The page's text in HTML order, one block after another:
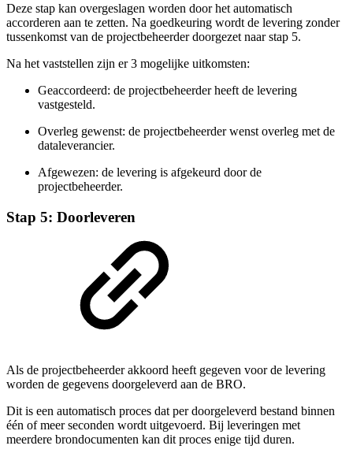
Deze stap kan overgeslagen worden door het automatisch
accorderen aan te zetten. Na goedkeuring wordt de levering zonder
tussenkomst van de projectbeheerder doorgezet naar stap 5.
Na het vaststellen zijn er 3 mogelijke uitkomsten:
Geaccordeerd: de projectbeheerder heeft de levering
vastgesteld.
Overleg gewenst: de projectbeheerder wenst overleg met de
dataleverancier.
Afgewezen: de levering is afgekeurd door de
projectbeheerder.
Stap 5: Doorleveren
Als de projectbeheerder akkoord heeft gegeven voor de levering
worden de gegevens doorgeleverd aan de BRO.
Dit is een automatisch proces dat per doorgeleverd bestand binnen
één of meer seconden wordt uitgevoerd. Bij leveringen met
meerdere brondocumenten kan dit proces enige tijd duren.